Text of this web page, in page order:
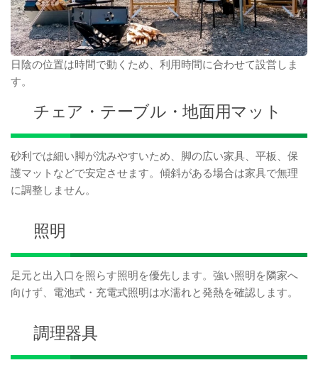
日陰の位置は時間で動くため、利用時間に合わせて設営しま
す。
チェア・テーブル・地面用マット
砂利では細い脚が沈みやすいため、脚の広い家具、平板、保
護マットなどで安定させます。傾斜がある場合は家具で無理
に調整しません。
照明
足元と出入口を照らす照明を優先します。強い照明を隣家へ
向けず、電池式・充電式照明は水濡れと発熱を確認します。
調理器具